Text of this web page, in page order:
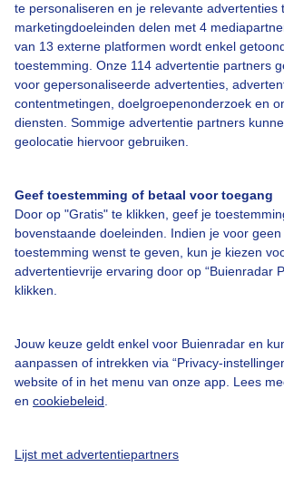
te personaliseren en je relevante advertenties
marketingdoeleinden delen met 4
van 13 externe platformen wordt enkel
toestemming. Onze 114 advertentie partners
voor gepersonaliseerde advertenties,
contentmetingen, doelgroepenonderzoek en
diensten. Sommige advertentie partners
geolocatie hiervoor gebruiken.
Geef toestemming of betaal voor toegang
Door op "Gratis" te klikken, geef je
bovenstaande doeleinden. Indien je voor
toestemming wenst te geven, kun je kiezen
advertentievrije ervaring door op “Buienradar
klikken.
Jouw keuze geldt enkel voor Buienradar en
aanpassen of intrekken via “Privacy-
website of in het menu van onze app. Lees
en cookiebeleid
Lijst met advertentiepartners
Over Buienradar
Bedrijfsgegevens
Contact
Toegankelijkheid
Gebruikersvoorwaarden
Buienradar Team
Privacy beleid
Cookie beleid
Gratis weerdata